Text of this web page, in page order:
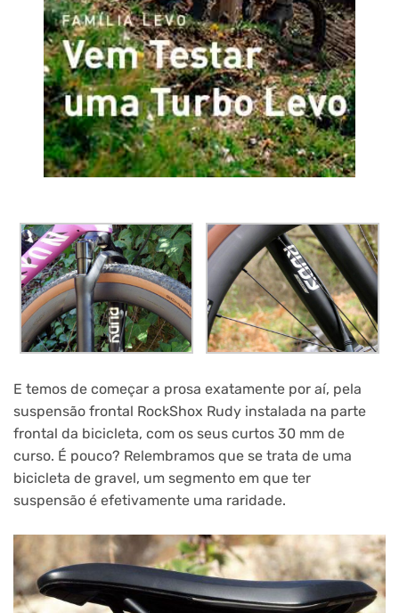
E temos de começar a prosa exatamente por aí, pela
suspensão frontal RockShox Rudy instalada na parte
frontal da bicicleta, com os seus curtos 30 mm de
curso. É pouco? Relembramos que se trata de uma
bicicleta de gravel, um segmento em que ter
suspensão é efetivamente uma raridade.